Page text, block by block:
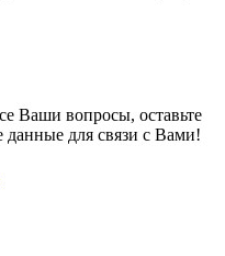
Ваши вопросы, оставьте
данные для связи с Вами!